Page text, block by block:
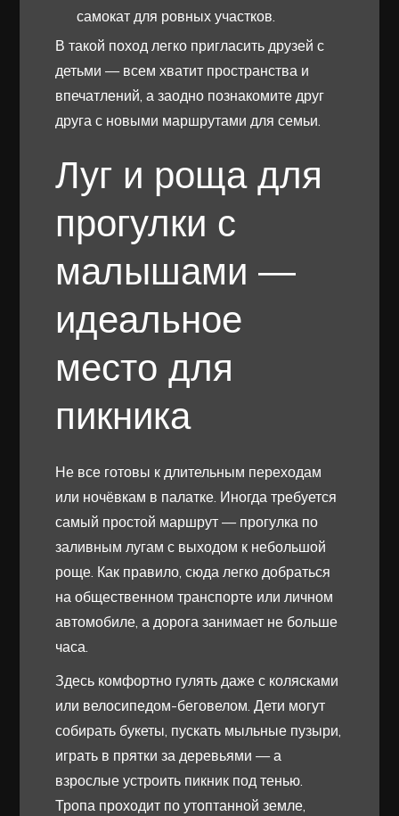
самокат для ровных участков.
В такой поход легко пригласить друзей с
детьми — всем хватит пространства и
впечатлений, а заодно познакомите друг
друга с новыми маршрутами для семьи.
Луг и роща для
прогулки с
малышами —
идеальное
место для
пикника
Не все готовы к длительным переходам
или ночёвкам в палатке. Иногда требуется
самый простой маршрут — прогулка по
заливным лугам с выходом к небольшой
роще. Как правило, сюда легко добраться
на общественном транспорте или личном
автомобиле, а дорога занимает не больше
часа.
Здесь комфортно гулять даже с колясками
или велосипедом-беговелом. Дети могут
собирать букеты, пускать мыльные пузыри,
играть в прятки за деревьями — а
взрослые устроить пикник под тенью.
Тропа проходит по утоптанной земле,